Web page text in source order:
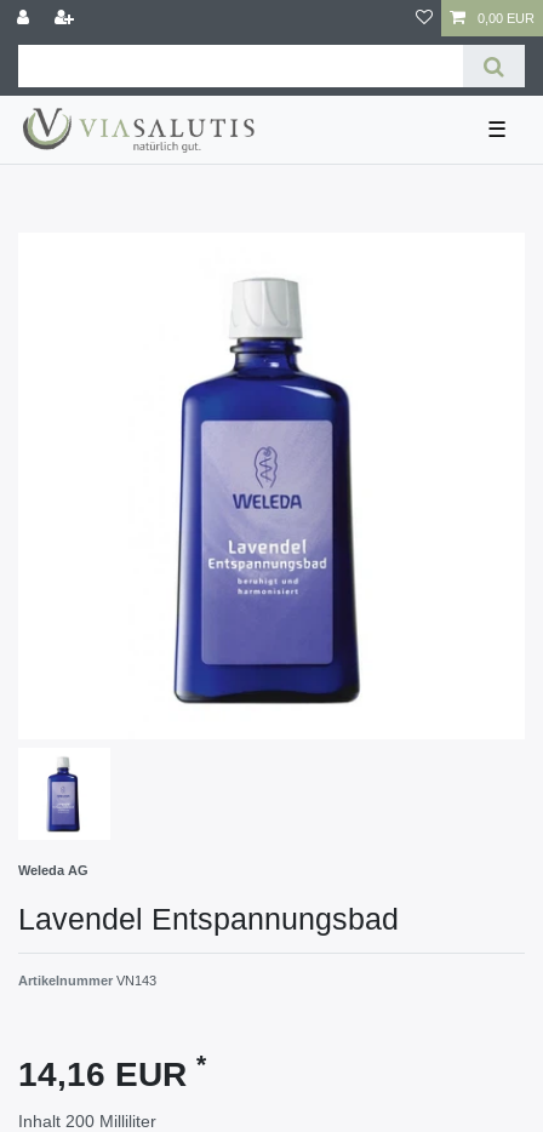
0,00 EUR
☰
Weleda AG
Lavendel Entspannungsbad
Artikelnummer VN143
14,16 EUR *
Inhalt 200 Milliliter